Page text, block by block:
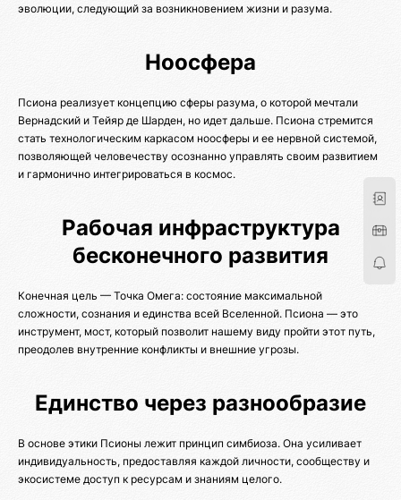
эволюции, следующий за возникновением жизни и разума.
Ноосфера
Псиона реализует концепцию сферы разума, о которой мечтали
Вернадский и Тейяр де Шарден, но идет дальше. Псиона стремится
стать технологическим каркасом ноосферы и ее нервной системой,
позволяющей человечеству осознанно управлять своим развитием
и гармонично интегрироваться в космос.
Рабочая инфраструктура
бесконечного развития
Конечная цель — Точка Омега: состояние максимальной
сложности, сознания и единства всей Вселенной. Псиона — это
инструмент, мост, который позволит нашему виду пройти этот путь,
преодолев внутренние конфликты и внешние угрозы.
Единство через разнообразие
В основе этики Псионы лежит принцип симбиоза. Она усиливает
индивидуальность, предоставляя каждой личности, сообществу и
экосистеме доступ к ресурсам и знаниям целого.